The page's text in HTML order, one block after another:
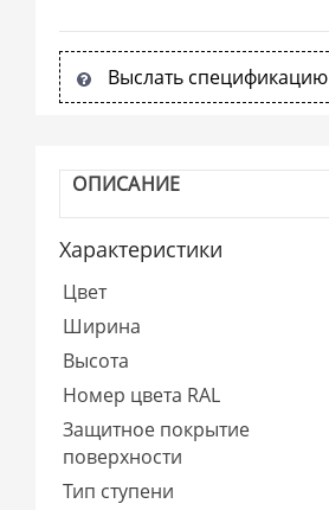
Выслать спецификацию
ОПИСАНИЕ
Характеристики
Цвет
Ширина
Высота
Номер цвета RAL
Защитное покрытие
поверхности
Тип ступени